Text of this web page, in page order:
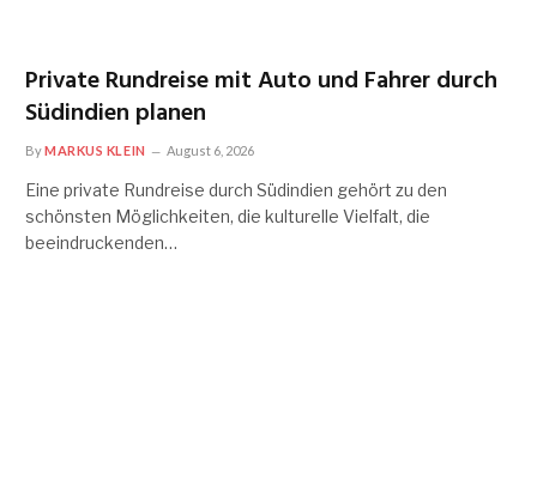
Private Rundreise mit Auto und Fahrer durch
Südindien planen
ByMARKUS KLEIN August 6, 2026
Eine private Rundreise durch Südindien gehört zu den
schönsten Möglichkeiten, die kulturelle Vielfalt, die
beeindruckenden…